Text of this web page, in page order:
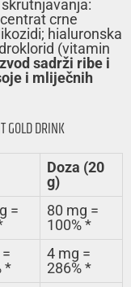
crne
hialuronska
(vitamin
sadrži ribe i
i mliječnih
DRINK
Doza (20
g)
=
80 mg =
100% *
*
4 mg =
286% *